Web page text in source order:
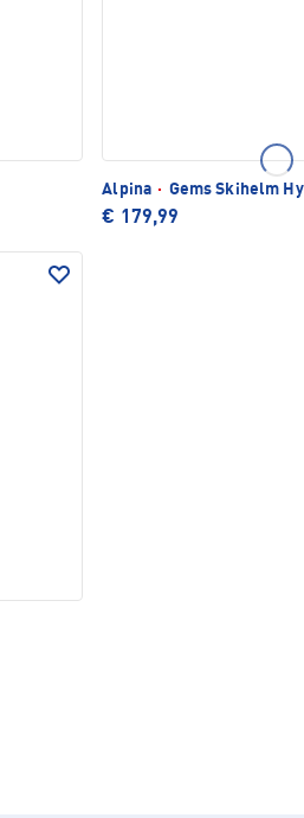
Alpina · Gems Skihelm
€ 179,99